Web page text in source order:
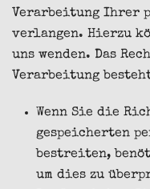
Verarbeitung Ihrer
verlangen. Hierzu
uns wenden. Das
Verarbeitung
Wenn Sie die
gespeicherten
bestreiten,
um dies zu